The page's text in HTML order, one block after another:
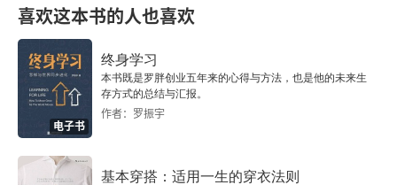
喜欢这本书的人也喜欢
电子书
终身学习
本书既是罗胖创业五年来的心得与方法，也是他的未来生
存方式的总结与汇报。
作者：罗振宇
基本穿搭：适用一生的穿衣法则